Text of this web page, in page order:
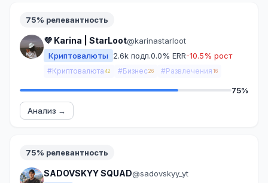
75% релевантность
💜 Karina | StarLoot@karinastarloot
Криптовалюты
2.6k подп.0.0% ERR-10.5% рост
#Криптовалюта 42 #Бизнес 26 #Развлечения 16
75%
Анализ →
75% релевантность
SADOVSKYY SQUAD@sadovskyy_yt